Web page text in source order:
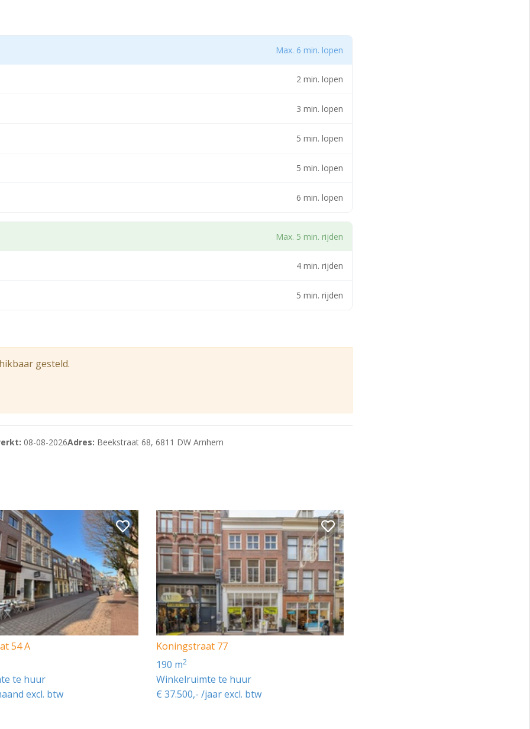
verdeeld over:
Max. 6 min. lopen
2 min. lopen
3 min. lopen
5 min. lopen
5 min. lopen
6 min. lopen
Max. 5 min. rijden
4 min. rijden
5 min. rijden
gesteld.
08-08-2026Adres: Beekstraat 68, 6811 DW Arnhem
54 A
te huur
excl. btw
Koningstraat 77
190 m2
Winkelruimte te huur
€ 37.500,- /jaar excl. btw